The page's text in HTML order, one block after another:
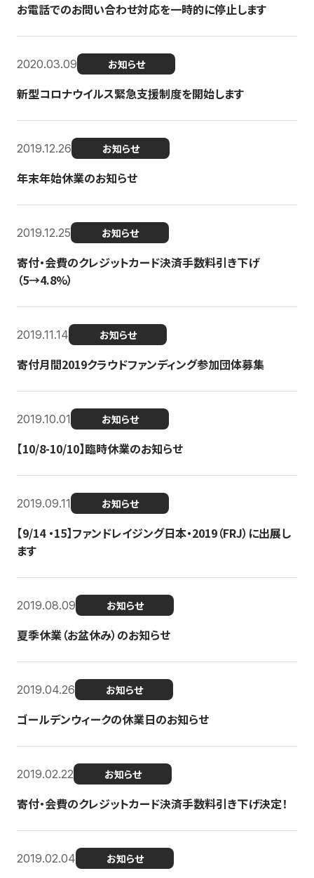
お電話でのお問い合わせ対応を一時的に停止します
2020.03.09 お知らせ
新型コロナウイルス緊急支援制度を開始します
2019.12.26 お知らせ
年末年始休業のお知らせ
2019.12.25 お知らせ
寄付・会費のクレジットカード決済手数料引き下げ
（5→4.8%）
2019.11.14 お知らせ
寄付月間2019クラウドファンディング参加団体募集
2019.10.01 お知らせ
【10/8-10/10】臨時休業のお知らせ
2019.09.11 お知らせ
【9/14 ・15】ファンドレイジング日本・2019（FRJ）に出展し
ます
2019.08.09 お知らせ
夏季休業（お盆休み）のお知らせ
2019.04.26 お知らせ
ゴールデンウィークの休業日のお知らせ
2019.02.22 お知らせ
寄付・会費のクレジットカード決済手数料引き下げ決定！
2019.02.04 お知らせ